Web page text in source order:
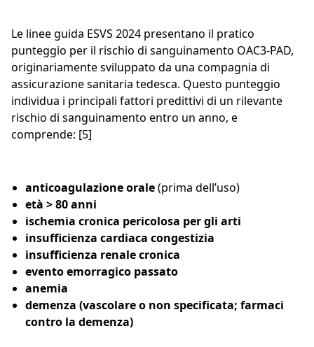
Le linee guida ESVS 2024 presentano il pratico
punteggio per il rischio di sanguinamento OAC3-PAD,
originariamente sviluppato da una compagnia di
assicurazione sanitaria tedesca. Questo punteggio
individua i principali fattori predittivi di un rilevante
rischio di sanguinamento entro un anno, e
comprende: [5]
anticoagulazione orale(prima dell’uso)
età > 80 anni
ischemia cronica pericolosa per gli arti
insufficienza cardiaca congestizia
insufficienza renale cronica
evento emorragico passato
anemia
demenza (vascolare o non specificata; farmaci
contro la demenza)